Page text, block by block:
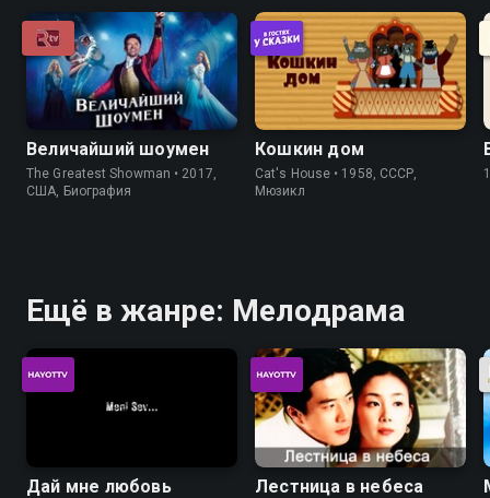
Величайший шоумен
The Greatest Showman • 2017,
США, Биография
Кошкин дом
Cat's House • 1958, СССР,
Мюзикл
Ещё в жанре: Мелодрама
Дай мне любовь Лестница в небеса